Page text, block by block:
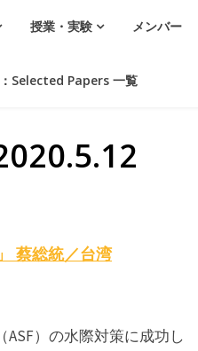
授業・実験 メンバー
Selected Papers 一覧
蔡総統／台湾
（ASF）の水際対策に成功し